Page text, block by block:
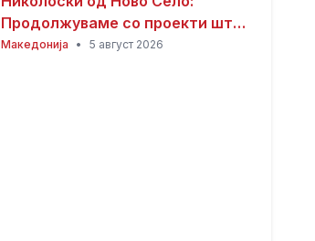
Продолжуваме со проекти што
носат развој и подобар живот
Македонија • 5 август 2026